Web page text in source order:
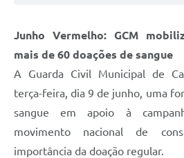
Junho Vermelho: GCM
mais de 60 doações de sangue
A Guarda Civil Municipal de
terça-feira, dia 9 de junho, uma
sangue em apoio à
movimento nacional de
importância da doação regular.